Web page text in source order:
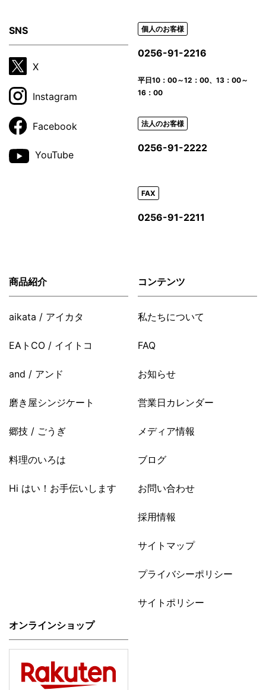
SNS
X
Instagram
Facebook
YouTube
個人のお客様
0256-91-2216
平日10：00～12：00、13：00～
16：00
法人のお客様
0256-91-2222
FAX
0256-91-2211
商品紹介
aikata / アイカタ
EAトCO / イイトコ
and / アンド
磨き屋シンジケート
郷技 / ごうぎ
料理のいろは
Hi はい！お手伝いします
コンテンツ
私たちについて
FAQ
お知らせ
営業日カレンダー
メディア情報
ブログ
お問い合わせ
採用情報
サイトマップ
プライバシーポリシー
サイトポリシー
オンラインショップ